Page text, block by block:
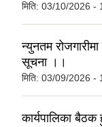
मिति: 03/10/2026 -
न्युनतम
सूचना ।।
मिति: 03/09/2026 -
कार्यपालिका